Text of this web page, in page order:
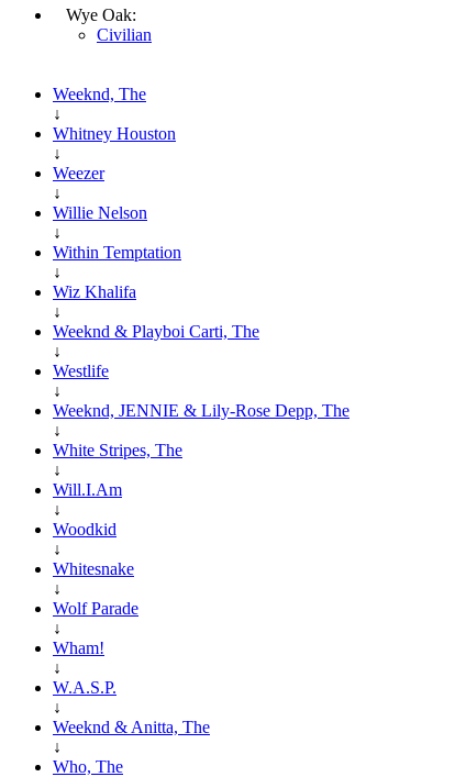
Wye Oak:
Civilian
Weeknd, The
↓
Whitney Houston
↓
Weezer
↓
Willie Nelson
↓
Within Temptation
↓
Wiz Khalifa
↓
Weeknd & Playboi Carti, The
↓
Westlife
↓
Weeknd, JENNIE & Lily-Rose Depp, The
↓
White Stripes, The
↓
Will.I.Am
↓
Woodkid
↓
Whitesnake
↓
Wolf Parade
↓
Wham!
↓
W.A.S.P.
↓
Weeknd & Anitta, The
↓
Who, The